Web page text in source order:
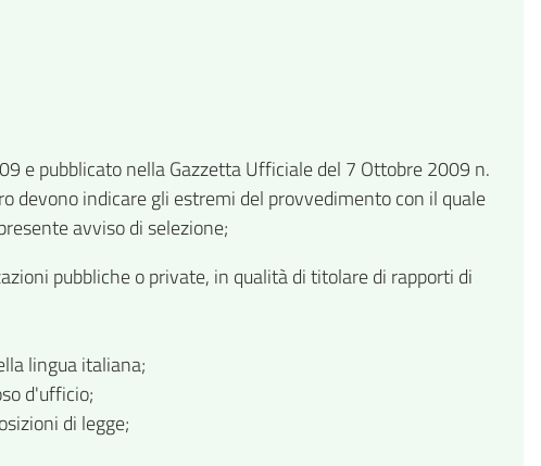
e pubblicato nella Gazzetta Ufficiale del 7 Ottobre 2009 n.
devono indicare gli estremi del provvedimento con il quale
avviso di selezione;
pubbliche o private, in qualità di titolare di rapporti di
lingua italiana;
d'ufficio;
di legge;